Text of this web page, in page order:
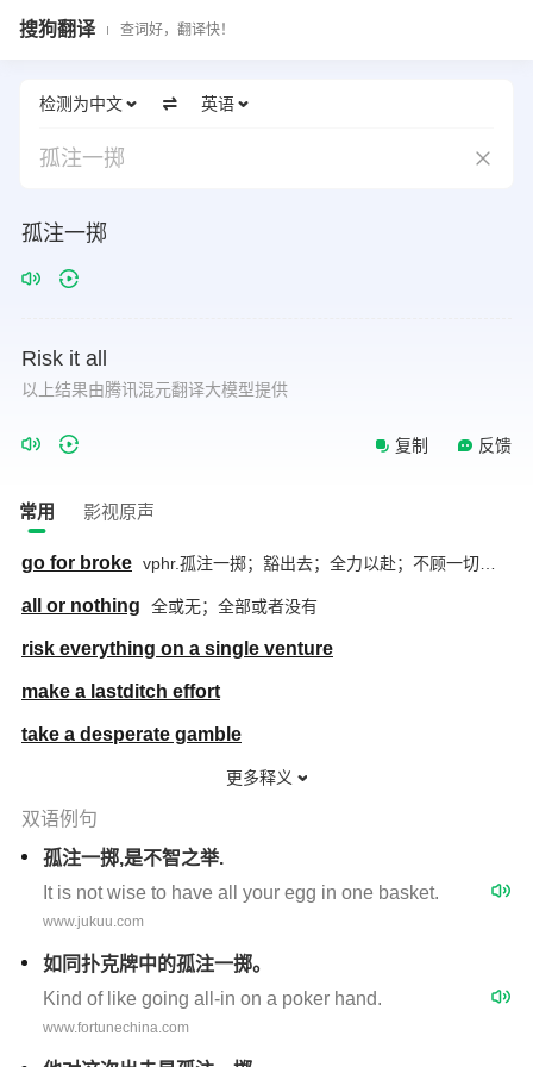
搜狗翻译 查词好，翻译快！
检测为中文 英语
孤注一掷
孤注一掷
Risk it all
以上结果由腾讯混元翻译大模型提供
复制 反馈
常用 影视原声
go for broke vphr.孤注一掷；豁出去；全力以赴；不顾一切；冒险一搏
all or nothing 全或无；全部或者没有
risk everything on a single venture
make a lastditch effort
take a desperate gamble
更多释义
双语例句
孤注一掷,是不智之举.
It is not wise to have all your egg in one basket.
www.jukuu.com
如同扑克牌中的孤注一掷。
Kind of like going all-in on a poker hand.
www.fortunechina.com